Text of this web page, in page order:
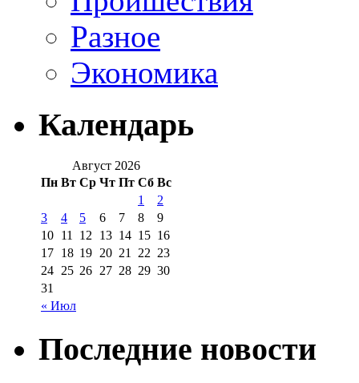
Разное
Экономика
Календарь
Август 2026
Пн Вт Ср Чт Пт Сб Вс
« Июл
1
2
3
4 5 6 7 8
9
10 11 12 13 14 15 16
17 18 19 20 21 22 23
24 25 26 27 28 29 30
31
Последние новости